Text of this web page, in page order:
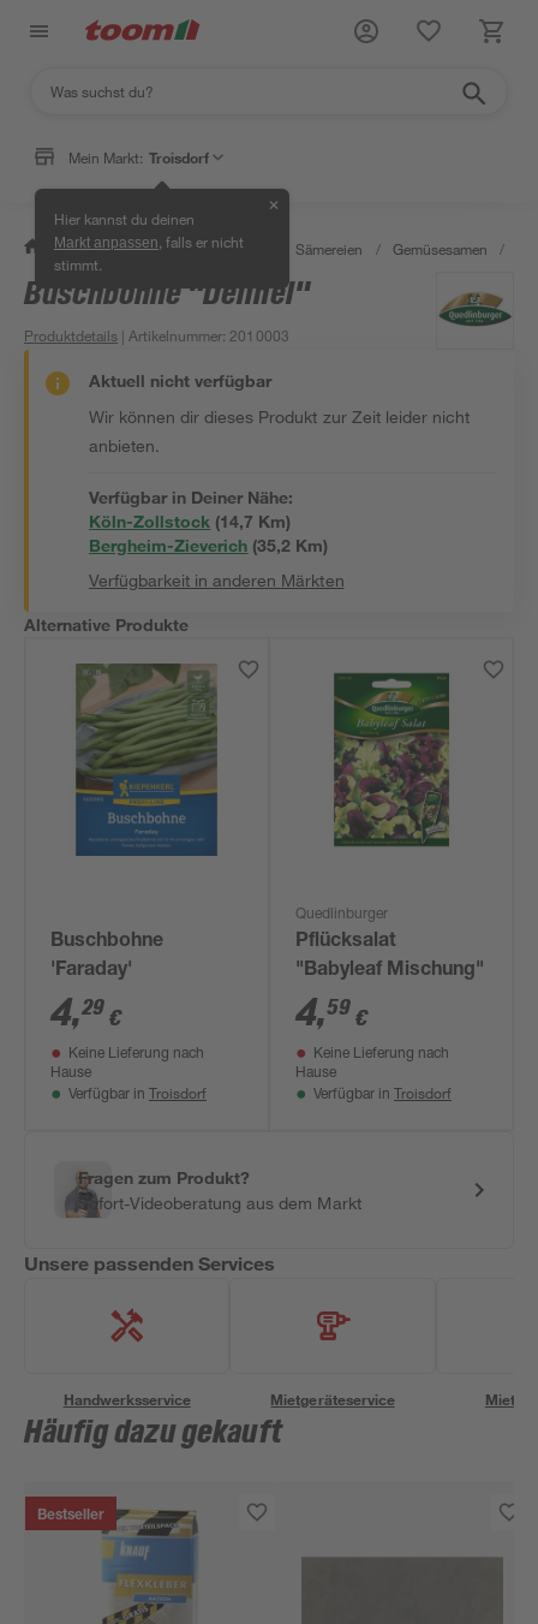
Mein Markt: Troisdorf
Hier kannst du deinen
Markt anpassen , falls er nicht
stimmt.
✕
/ Garten & Freizeit / Pflanzen Sämereien / Gemüsesamen /
Buschbohne "Delinel"
Produktdetails | Artikelnummer: 2010003
Aktuell nicht verfügbar
Wir können dir dieses Produkt zur Zeit leider nicht
anbieten.
Verfügbar in Deiner Nähe:
Köln-Zollstock (14,7 Km)
Bergheim-Zieverich (35,2 Km)
Verfügbarkeit in anderen Märkten
Alternative Produkte
Buschbohne
'Faraday'
4,29 €
Keine Lieferung nach
Hause
Verfügbar in Troisdorf
Quedlinburger
Pflücksalat
"Babyleaf Mischung"
4,59 €
Keine Lieferung nach
Hause
Verfügbar in Troisdorf
Fragen zum Produkt?
Sofort-Videoberatung aus dem Markt
Unsere passenden Services
Handwerksservice Mietgeräteservice
Häufig dazu gekauft
Bestseller